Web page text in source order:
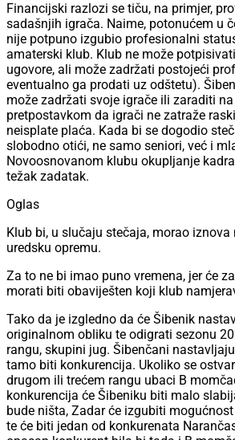
Financijski razlozi se tiču, na primjer,
sadašnjih igrača. Naime, potonućem u
nije potpuno izgubio profesionalni
amaterski klub. Klub ne može
ugovore, ali može zadržati postojeći
eventualno ga prodati uz odštetu).
može zadržati svoje igrače ili zaraditi
pretpostavkom da igrači ne zatraže
neisplate plaća. Kada bi se dogodio
slobodno otići, ne samo seniori, već i
Novoosnovanom klubu okupljanje
težak zadatak.
Oglas
Klub bi, u slučaju stečaja, morao
uredsku opremu.
Za to ne bi imao puno vremena, jer će
morati biti obaviješten koji klub
Tako da je izgledno da će Šibenik
originalnom obliku te odigrati sezonu
rangu, skupini jug. Šibenčani
tamo biti konkurencija. Ukoliko se
drugom ili trećem rangu ubaci B
konkurencija će Šibeniku biti malo
bude ništa, Zadar će izgubiti
te će biti jedan od konkurenata